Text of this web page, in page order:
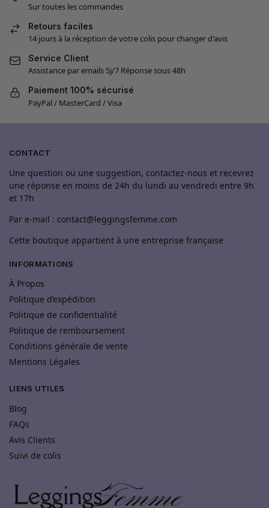
Sur toutes les commandes
Retours faciles
14 jours à la réception de votre colis pour changer d'avis
Service Client
Assistance par emails 5j/7 Réponse sous 48h
Paiement 100% sécurisé
PayPal / MasterCard / Visa
CONTACT
Une question ou une suggestion, contactez-nous et recevrez
une réponse en moins de 24h du lundi au vendredi entre 9h
et 17h
Par e-mail : contact@leggingsfemme.com
Cette boutique appartient à une entreprise française
INFORMATIONS
À Propos
Politique d’expédition
Politique de confidentialité
Politique de remboursement
Conditions générale de vente
Mentions Légales
LIENS UTILES
Blog
FAQs
Avis Clients
Suivi de colis